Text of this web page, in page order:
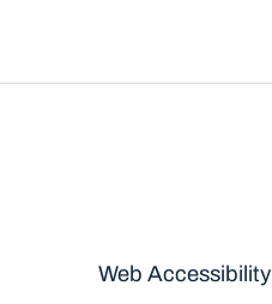
Web Accessibility